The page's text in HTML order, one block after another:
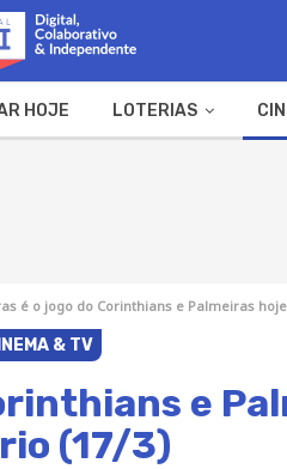
HOJE LOTERIAS
é o jogo do Corinthians e Palmeiras
& TV
e
(17/3)